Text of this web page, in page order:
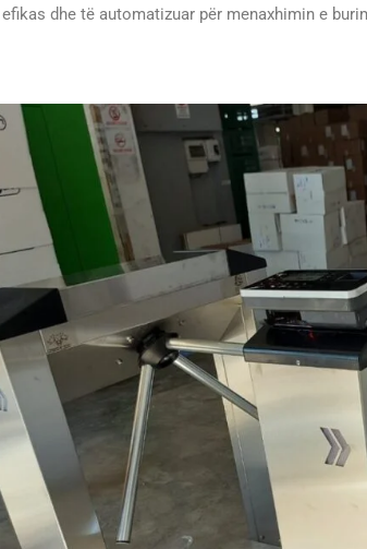
dhe të automatizuar për menaxhimin e